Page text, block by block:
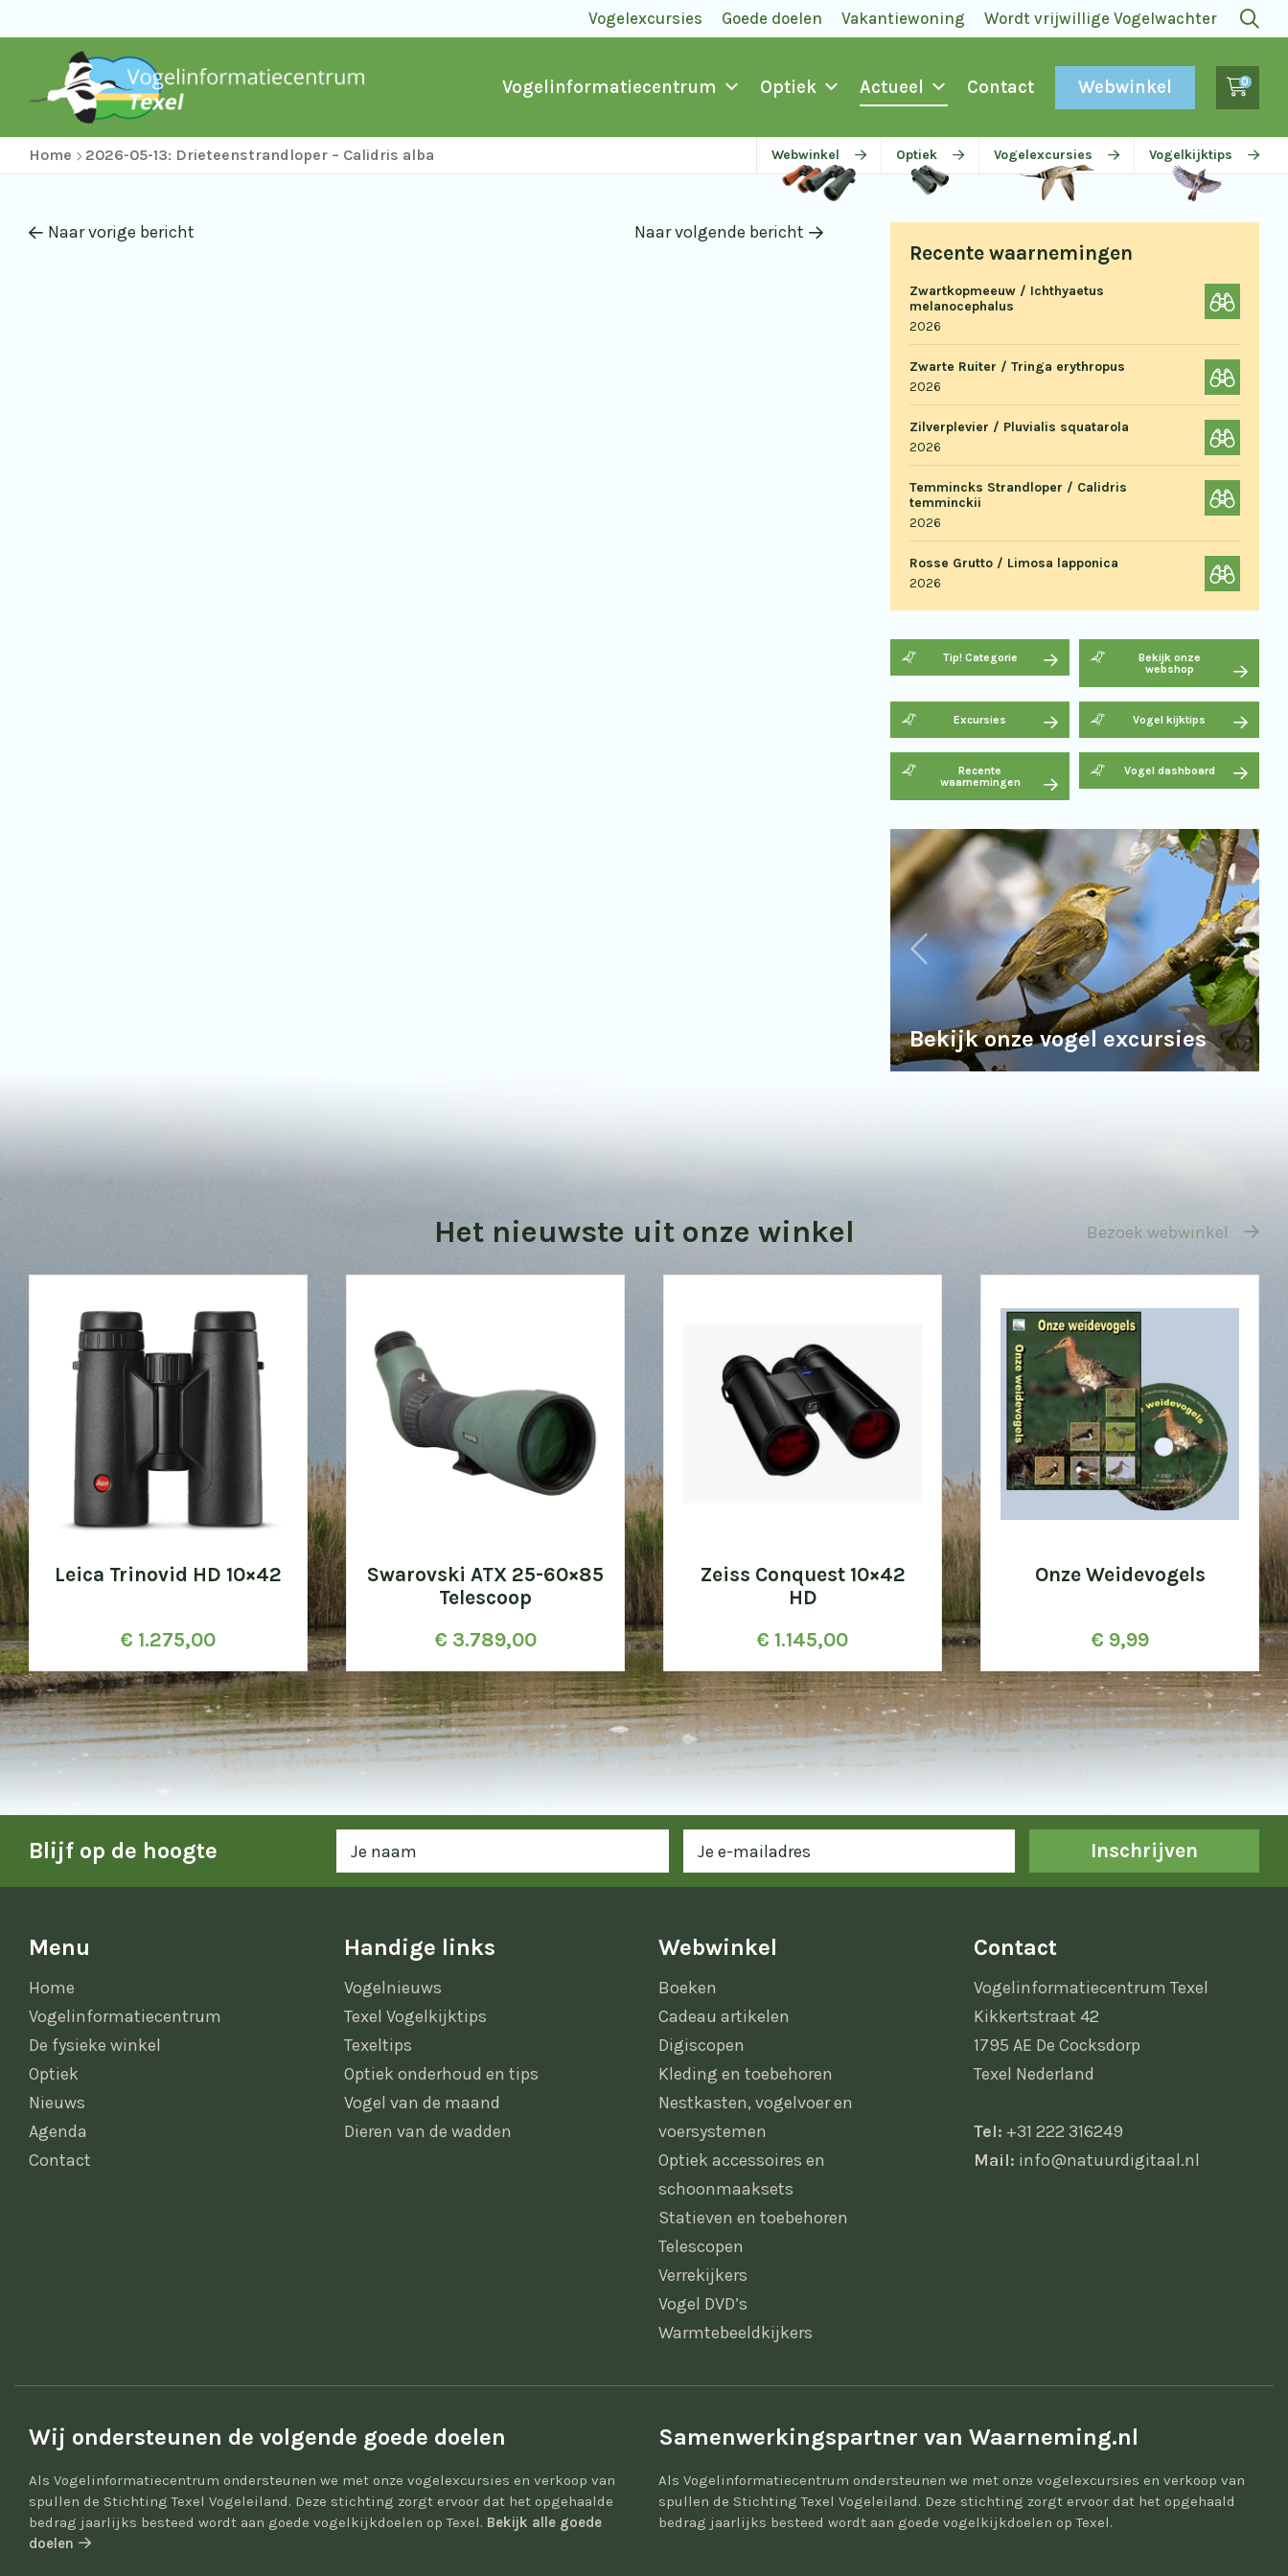
Vogelexcursies Goede doelen Vakantiewoning Wordt vrijwillige Vogelwachter
Vogelinformatiecentrum Optiek Actueel Contact Webwinkel 0
Home 2026-05-13: Drieteenstrandloper – Calidris alba Webwinkel Optiek Vogelexcursies Vogelkijktips
Recente waarnemingen
Zwartkopmeeuw / Ichthyaetus
melanocephalus
2026
Zwarte Ruiter / Tringa erythropus
2026
Zilverplevier / Pluvialis squatarola
2026
Temmincks Strandloper / Calidris
temminckii
2026
Rosse Grutto / Limosa lapponica
2026
Tip! Categorie
Bekijk onze
webshop
Excursies Vogel kijktips
Recente
waarnemingen
Vogel dashboard
Bekijk onze vogel excursies
Naar vorige bericht Naar volgende bericht
Het nieuwste uit onze winkel Bezoek webwinkel
Leica Trinovid HD 10×42
€ 1.275,00
Swarovski ATX 25-60×85
Telescoop
€ 3.789,00
Zeiss Conquest 10×42
HD
€ 1.145,00
Onze Weidevogels
€ 9,99
Blijf op de hoogte Inschrijven
Menu
Home
Vogelinformatiecentrum
De fysieke winkel
Optiek
Nieuws
Agenda
Contact
Handige links
Vogelnieuws
Texel Vogelkijktips
Texeltips
Optiek onderhoud en tips
Vogel van de maand
Dieren van de wadden
Webwinkel
Boeken
Cadeau artikelen
Digiscopen
Kleding en toebehoren
Nestkasten, vogelvoer en
voersystemen
Optiek accessoires en
schoonmaaksets
Statieven en toebehoren
Telescopen
Verrekijkers
Vogel DVD’s
Warmtebeeldkijkers
Contact
Vogelinformatiecentrum Texel
Kikkertstraat 42
1795 AE De Cocksdorp
Texel Nederland
Tel: +31 222 316249
Mail: info@natuurdigitaal.nl
Wij ondersteunen de volgende goede doelen
Als Vogelinformatiecentrum ondersteunen we met onze vogelexcursies en verkoop van
spullen de Stichting Texel Vogeleiland. Deze stichting zorgt ervoor dat het opgehaalde
bedrag jaarlijks besteed wordt aan goede vogelkijkdoelen op Texel. Bekijk alle goede
doelen
Samenwerkingspartner van Waarneming.nl
Als Vogelinformatiecentrum ondersteunen we met onze vogelexcursies en verkoop van
spullen de Stichting Texel Vogeleiland. Deze stichting zorgt ervoor dat het opgehaald
bedrag jaarlijks besteed wordt aan goede vogelkijkdoelen op Texel.